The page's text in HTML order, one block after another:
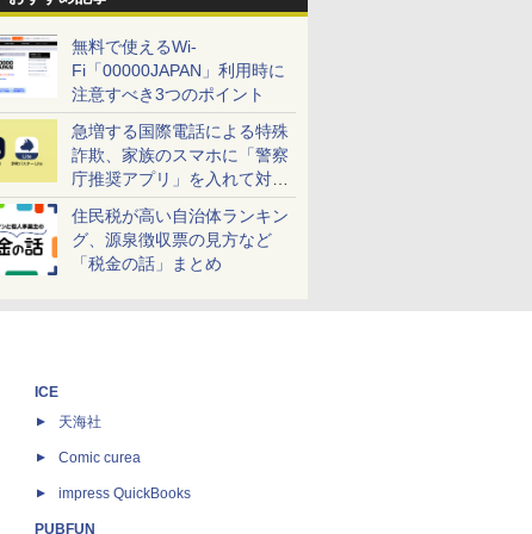
無料で使えるWi-
Fi「00000JAPAN」利用時に
注意すべき3つのポイント
急増する国際電話による特殊
詐欺、家族のスマホに「警察
庁推奨アプリ」を入れて対策
しよう！
住民税が高い自治体ランキン
グ、源泉徴収票の見方など
「税金の話」まとめ
ICE
天海社
Comic curea
impress QuickBooks
PUBFUN